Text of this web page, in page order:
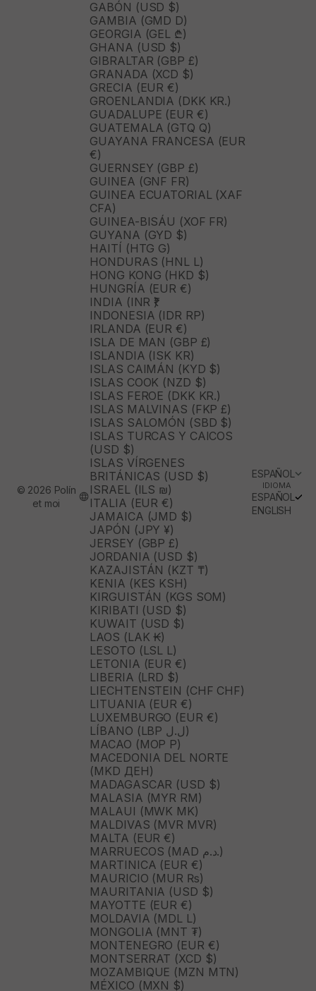
GABÓN (USD $)
GAMBIA (GMD D)
GEORGIA (GEL ₾)
GHANA (USD $)
GIBRALTAR (GBP £)
GRANADA (XCD $)
GRECIA (EUR €)
GROENLANDIA (DKK KR.)
GUADALUPE (EUR €)
GUATEMALA (GTQ Q)
GUAYANA FRANCESA (EUR
€)
GUERNSEY (GBP £)
GUINEA (GNF FR)
GUINEA ECUATORIAL (XAF
CFA)
GUINEA-BISÁU (XOF FR)
GUYANA (GYD $)
HAITÍ (HTG G)
HONDURAS (HNL L)
HONG KONG (HKD $)
HUNGRÍA (EUR €)
INDIA (INR ₹)
INDONESIA (IDR RP)
IRLANDA (EUR €)
ISLA DE MAN (GBP £)
ISLANDIA (ISK KR)
ISLAS CAIMÁN (KYD $)
ISLAS COOK (NZD $)
ISLAS FEROE (DKK KR.)
ISLAS MALVINAS (FKP £)
ISLAS SALOMÓN (SBD $)
ISLAS TURCAS Y CAICOS
(USD $)
ISLAS VÍRGENES
BRITÁNICAS (USD $)
ISRAEL (ILS ₪)
ITALIA (EUR €)
JAMAICA (JMD $)
JAPÓN (JPY ¥)
JERSEY (GBP £)
JORDANIA (USD $)
KAZAJISTÁN (KZT ₸)
KENIA (KES KSH)
KIRGUISTÁN (KGS SOM)
KIRIBATI (USD $)
KUWAIT (USD $)
LAOS (LAK ₭)
LESOTO (LSL L)
LETONIA (EUR €)
LIBERIA (LRD $)
LIECHTENSTEIN (CHF CHF)
LITUANIA (EUR €)
LUXEMBURGO (EUR €)
LÍBANO (LBP ل.ل)
MACAO (MOP P)
MACEDONIA DEL NORTE
(MKD ДЕН)
MADAGASCAR (USD $)
MALASIA (MYR RM)
MALAUI (MWK MK)
MALDIVAS (MVR MVR)
MALTA (EUR €)
MARRUECOS (MAD د.م.)
MARTINICA (EUR €)
MAURICIO (MUR ₨)
MAURITANIA (USD $)
MAYOTTE (EUR €)
MOLDAVIA (MDL L)
MONGOLIA (MNT ₮)
MONTENEGRO (EUR €)
MONTSERRAT (XCD $)
MOZAMBIQUE (MZN MTN)
MÉXICO (MXN $)
ESPAÑOL
IDIOMA
ESPAÑOL
ENGLISH
© 2026 Polín
et moi